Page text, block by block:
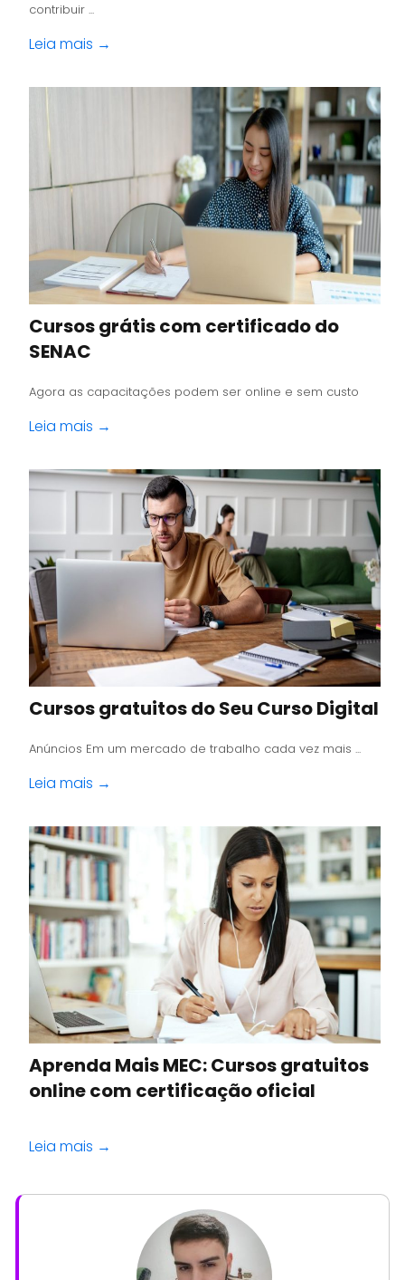
contribuir ...
Leia mais →
Cursos grátis com certificado do
SENAC
Agora as capacitações podem ser online e sem custo
Leia mais →
Cursos gratuitos do Seu Curso Digital
Anúncios Em um mercado de trabalho cada vez mais ...
Leia mais →
Aprenda Mais MEC: Cursos gratuitos
online com certificação oficial
Leia mais →